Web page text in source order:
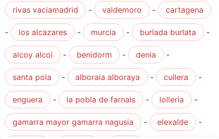
rivas vaciamadrid - valdemoro - cartagena
- los alcazares - murcia - burlada burlata -
alcoy alcoi - benidorm - denia -
santa pola - alboraia alboraya - cullera -
enguera - la pobla de farnals - lolleria -
gamarra mayor gamarra nagusia - elexalde -